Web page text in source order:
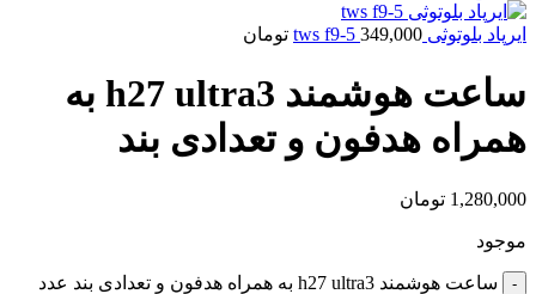
ایرپاد بلوتوثی tws f9-5 349,000 تومان
ساعت هوشمند h27 ultra3 به
همراه هدفون و تعدادی بند
1,280,000 تومان
موجود
ساعت هوشمند h27 ultra3 به همراه هدفون و تعدادی بند عدد